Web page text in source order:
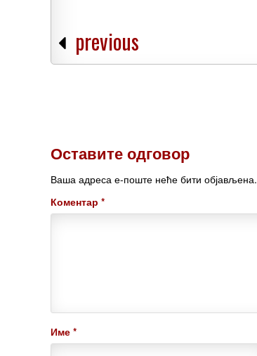
previous
Оставите одговор
Ваша адреса е-поште неће бити објављена.
Коментар *
Име *